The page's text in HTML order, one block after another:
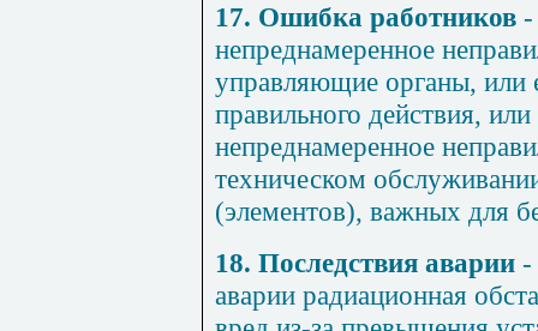
17. Ошибка работников -
непреднамеренное
управляющие органы, или
правильного действия,
непреднамеренное
техническом
(элементов), важных для
18. Последствия аварии -
аварии радиационная